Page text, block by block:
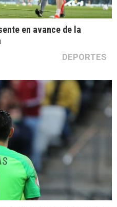
en avance de la
DEPORTES